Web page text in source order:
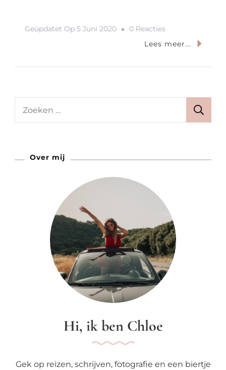
Geüpdatet Op 5 Juni 2020 0 ReactiesOp
Slapen
Het!
Lees meer...
Over mij
Hi, ik ben Chloe
Gek op reizen, schrijven, fotografie en een biertje